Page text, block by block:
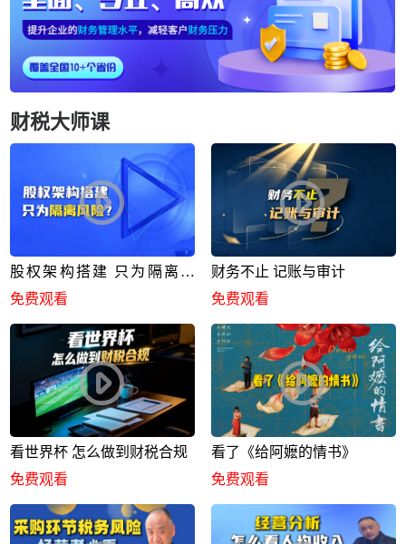
财税大师课
股权架构搭建 只为隔离风
险？
免费观看
财务不止 记账与审计
免费观看
看世界杯 怎么做到财税合规
免费观看
看了《给阿嬷的情书》
免费观看